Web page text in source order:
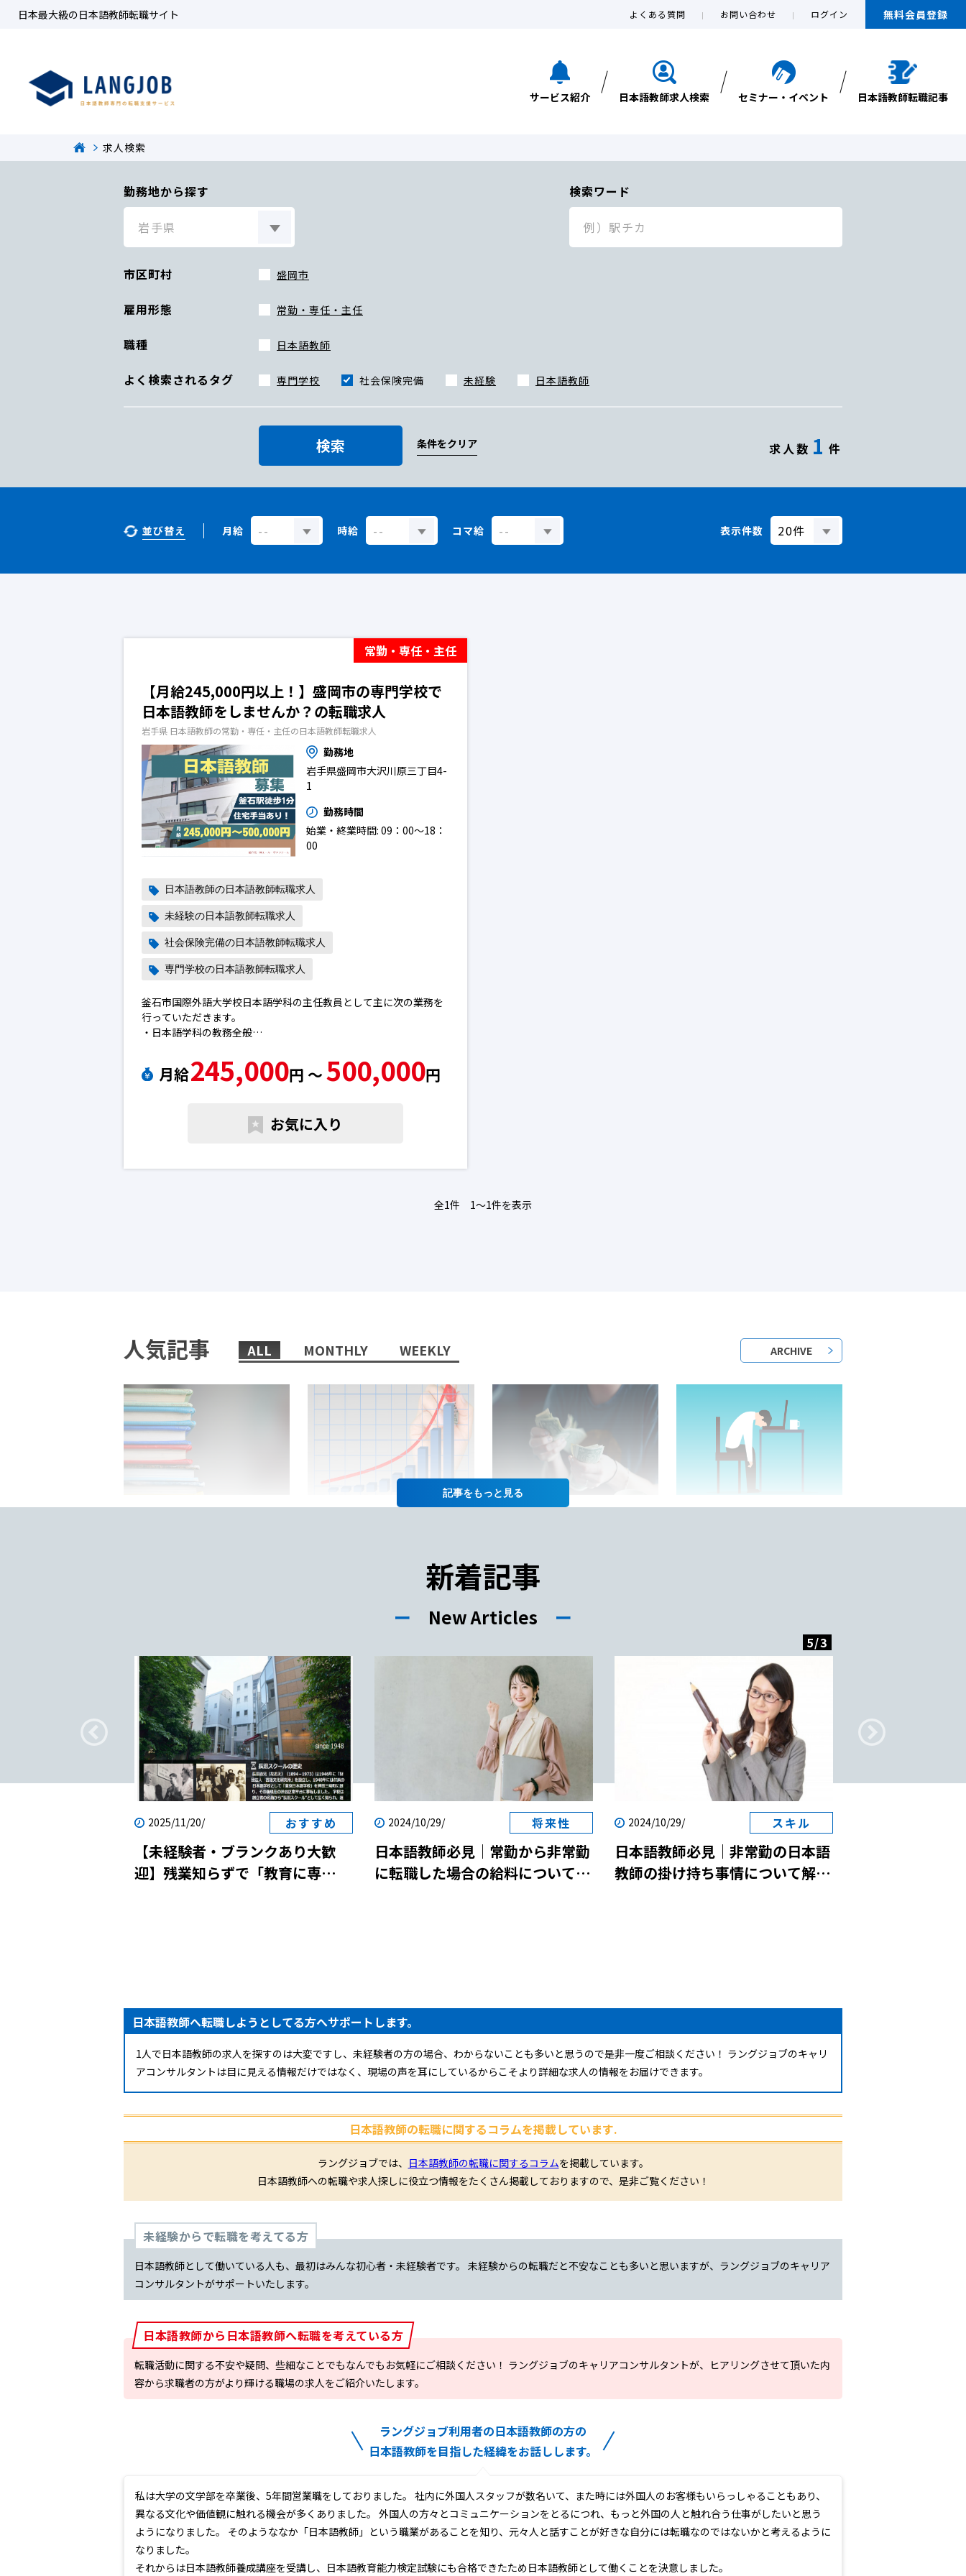
日本最大級の日本語教師転職サイト よくある質問 お問い合わせ ログイン 無料会員登録
サービス紹介 日本語教師求人検索 セミナー・イベント 日本語教師転職記事
求人検索
勤務地から探す 検索ワード
市区町村 盛岡市
雇用形態 常勤・専任・主任
職種 日本語教師
よく検索されるタグ 専門学校 社会保険完備 未経験 日本語教師
検索 条件をクリア 求人数 1 件
並び替え 月給 時給 コマ給 表示件数
常勤・専任・主任
【月給245,000円以上！】盛岡市の専門学校で
日本語教師をしませんか？の転職求人
岩手県 日本語教師の常勤・専任・主任の日本語教師転職求人
勤務地
岩手県盛岡市大沢川原三丁目4-
1
勤務時間
始業・終業時間: 09：00～18：
00
日本語教師の日本語教師転職求人
未経験の日本語教師転職求人
社会保険完備の日本語教師転職求人
専門学校の日本語教師転職求人
釜石市国際外語大学校日本語学科の主任教員として主に次の業務を
行っていただきます。
・日本語学科の教務全般
・事務処理日本語教師の転職求人
月給245,000円 〜 500,000円
お気に入り
全1件 1〜1件を表示
人気記事 ALL MONTHLY WEEKLY ARCHIVE
紹介！
記事を
新着記事
ー New Articles ー
2025/11/20/ おすすめ
【未経験者・ブランクあり大歓
迎】残業知らずで「教育に専
2024/10/29/ 将来性
日本語教師必見｜常勤から非常勤
に転職した場合の給料について解
2024/10/29/ スキル
日本語教師必見｜非常勤の日本語
教師の掛け持ち事情について解
5/3
日本語教師へ転職しようとしてる方へサポートします。
1人で日本語教師の求人を探すのは大変ですし、未経験者の方の場合、わからないことも多いと思うので是非一度ご相談ください！ ラングジョブのキャリ
アコンサルタントは目に見える情報だけではなく、現場の声を耳にしているからこそより詳細な求人の情報をお届けできます。
日本語教師の転職に関するコラムを掲載しています.
ラングジョブでは、 日本語教師の転職に関するコラムを掲載しています。
日本語教師への転職や求人探しに役立つ情報をたくさん掲載しておりますので、是非ご覧ください！
未経験からで転職を考えてる方
日本語教師として働いている人も、最初はみんな初心者・未経験者です。 未経験からの転職だと不安なことも多いと思いますが、ラングジョブのキャリア
コンサルタントがサポートいたします。
日本語教師から日本語教師へ転職を考えている方
転職活動に関する不安や疑問、些細なことでもなんでもお気軽にご相談ください！ ラングジョブのキャリアコンサルタントが、ヒアリングさせて頂いた内
容から求職者の方がより輝ける職場の求人をご紹介いたします。
ラングジョブ利用者の日本語教師の方の
日本語教師を目指した経緯をお話しします。
私は大学の文学部を卒業後、5年間営業職をしておりました。 社内に外国人スタッフが数名いて、また時には外国人のお客様もいらっしゃることもあり、
異なる文化や価値観に触れる機会が多くありました。 外国人の方々とコミュニケーションをとるにつれ、もっと外国の人と触れ合う仕事がしたいと思う
ようになりました。 そのようななか「日本語教師」という職業があることを知り、元々人と話すことが好きな自分には転職なのではないかと考えるように
なりました。
それからは日本語教師養成講座を受講し、日本語教育能力検定試験にも合格できたため日本語教師として働くことを決意しました。